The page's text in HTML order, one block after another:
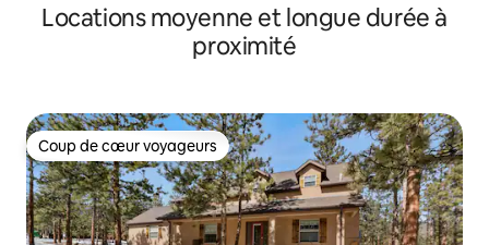
Locations moyenne et longue durée à
proximité
Coup de cœur voyageurs
Coup de cœur voyageurs